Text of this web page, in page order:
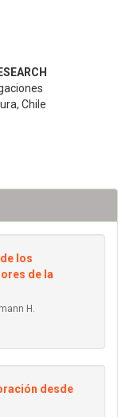
Chile
los
de la
H.
desde